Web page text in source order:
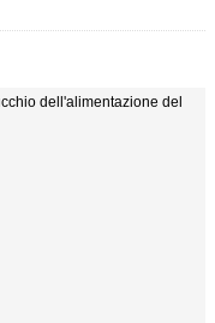
dell'alimentazione del